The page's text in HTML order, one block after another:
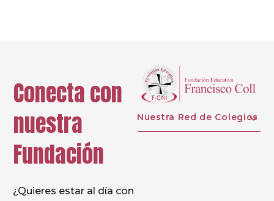
Conecta con
nuestra
Fundación
¿Quieres estar al día con
Nuestra Red de Colegios